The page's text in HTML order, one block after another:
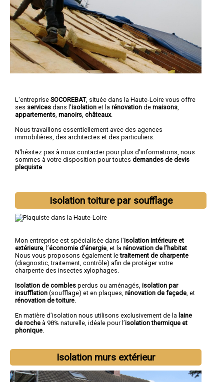
L'entreprise SOCOREBAT, située dans la Haute-Loire vous offre
ses services dans l'isolation et la rénovation de maisons,
appartements, manoirs, châteaux.
Nous travaillons essentiellement avec des agences
immobilières, des architectes et des particuliers.
N'hésitez pas à nous contacter pour plus d'informations, nous
sommes à votre disposition pour toutes demandes de devis
plaquiste
Isolation toiture par soufflage
Mon entreprise est spécialisée dans l’isolation intérieure et
extérieure, l’économie d’énergie, et la rénovation de l’habitat.
Nous vous proposons également letraitement de charpente
(diagnostic, traitement, contrôle) afin de protéger votre
charpente des insectes xylophages.
Isolation de combles perdus ou aménagés, isolation par
insufflation (soufflage) et en plaques, rénovation de façade, et
rénovation de toiture.
En matière d’isolation nous utilisons exclusivement de la laine
de roche à 98% naturelle, idéale pour l’isolation thermique et
phonique.
Isolation murs extérieur